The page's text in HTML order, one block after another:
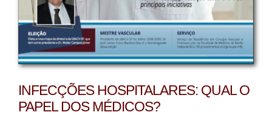
INFECÇÕES HOSPITALARES: QUAL O
PAPEL DOS MÉDICOS?